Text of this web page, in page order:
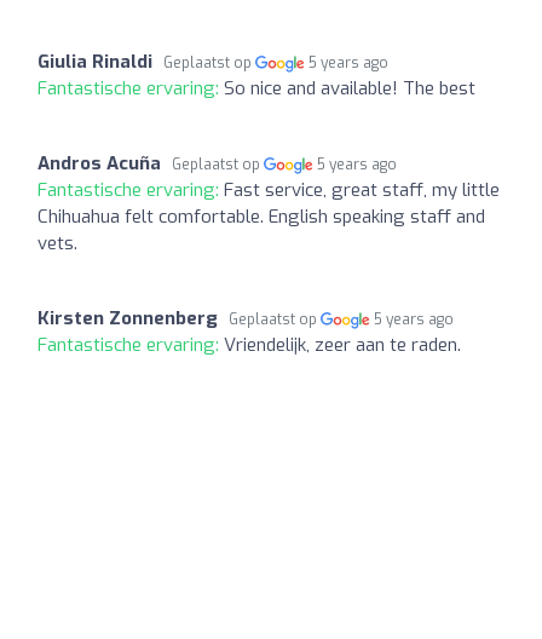
Giulia Rinaldi Geplaatst op 5 years ago
Fantastische ervaring: So nice and available! The best
Andros Acuña Geplaatst op 5 years ago
Fantastische ervaring: Fast service, great staff, my little
Chihuahua felt comfortable. English speaking staff and
vets.
Kirsten Zonnenberg Geplaatst op 5 years ago
Fantastische ervaring: Vriendelijk, zeer aan te raden.